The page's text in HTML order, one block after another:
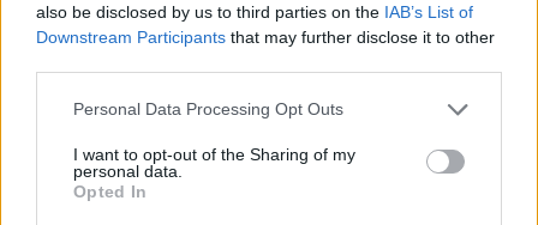
also be disclosed by us to third parties on the IAB’s List of
Downstream Participants that may further disclose it to other
Personal Data Processing Opt Outs
I want to opt-out of the Sharing of my
personal data.
Opted In